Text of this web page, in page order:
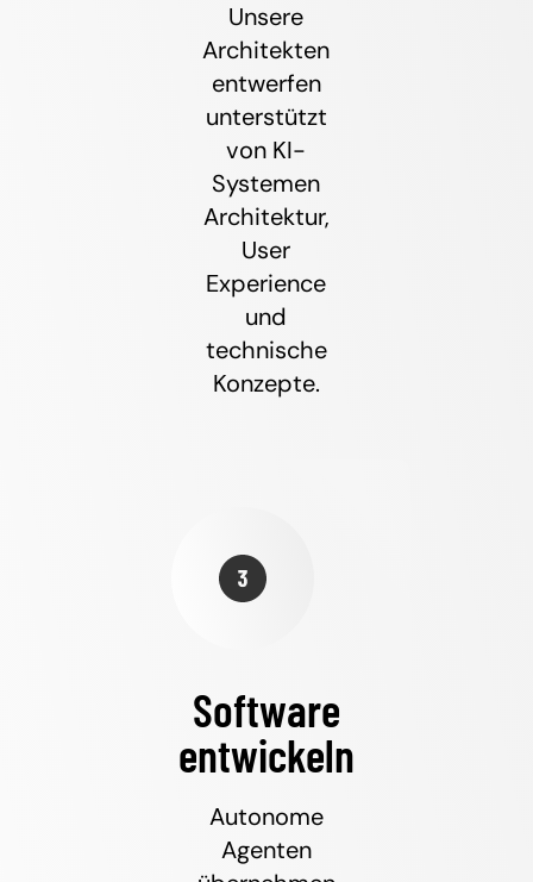
Unsere
Architekten
entwerfen
unterstützt
von KI-
Systemen
Architektur,
User
Experience
und
technische
Konzepte.
Software
entwickeln
Autonome
Agenten